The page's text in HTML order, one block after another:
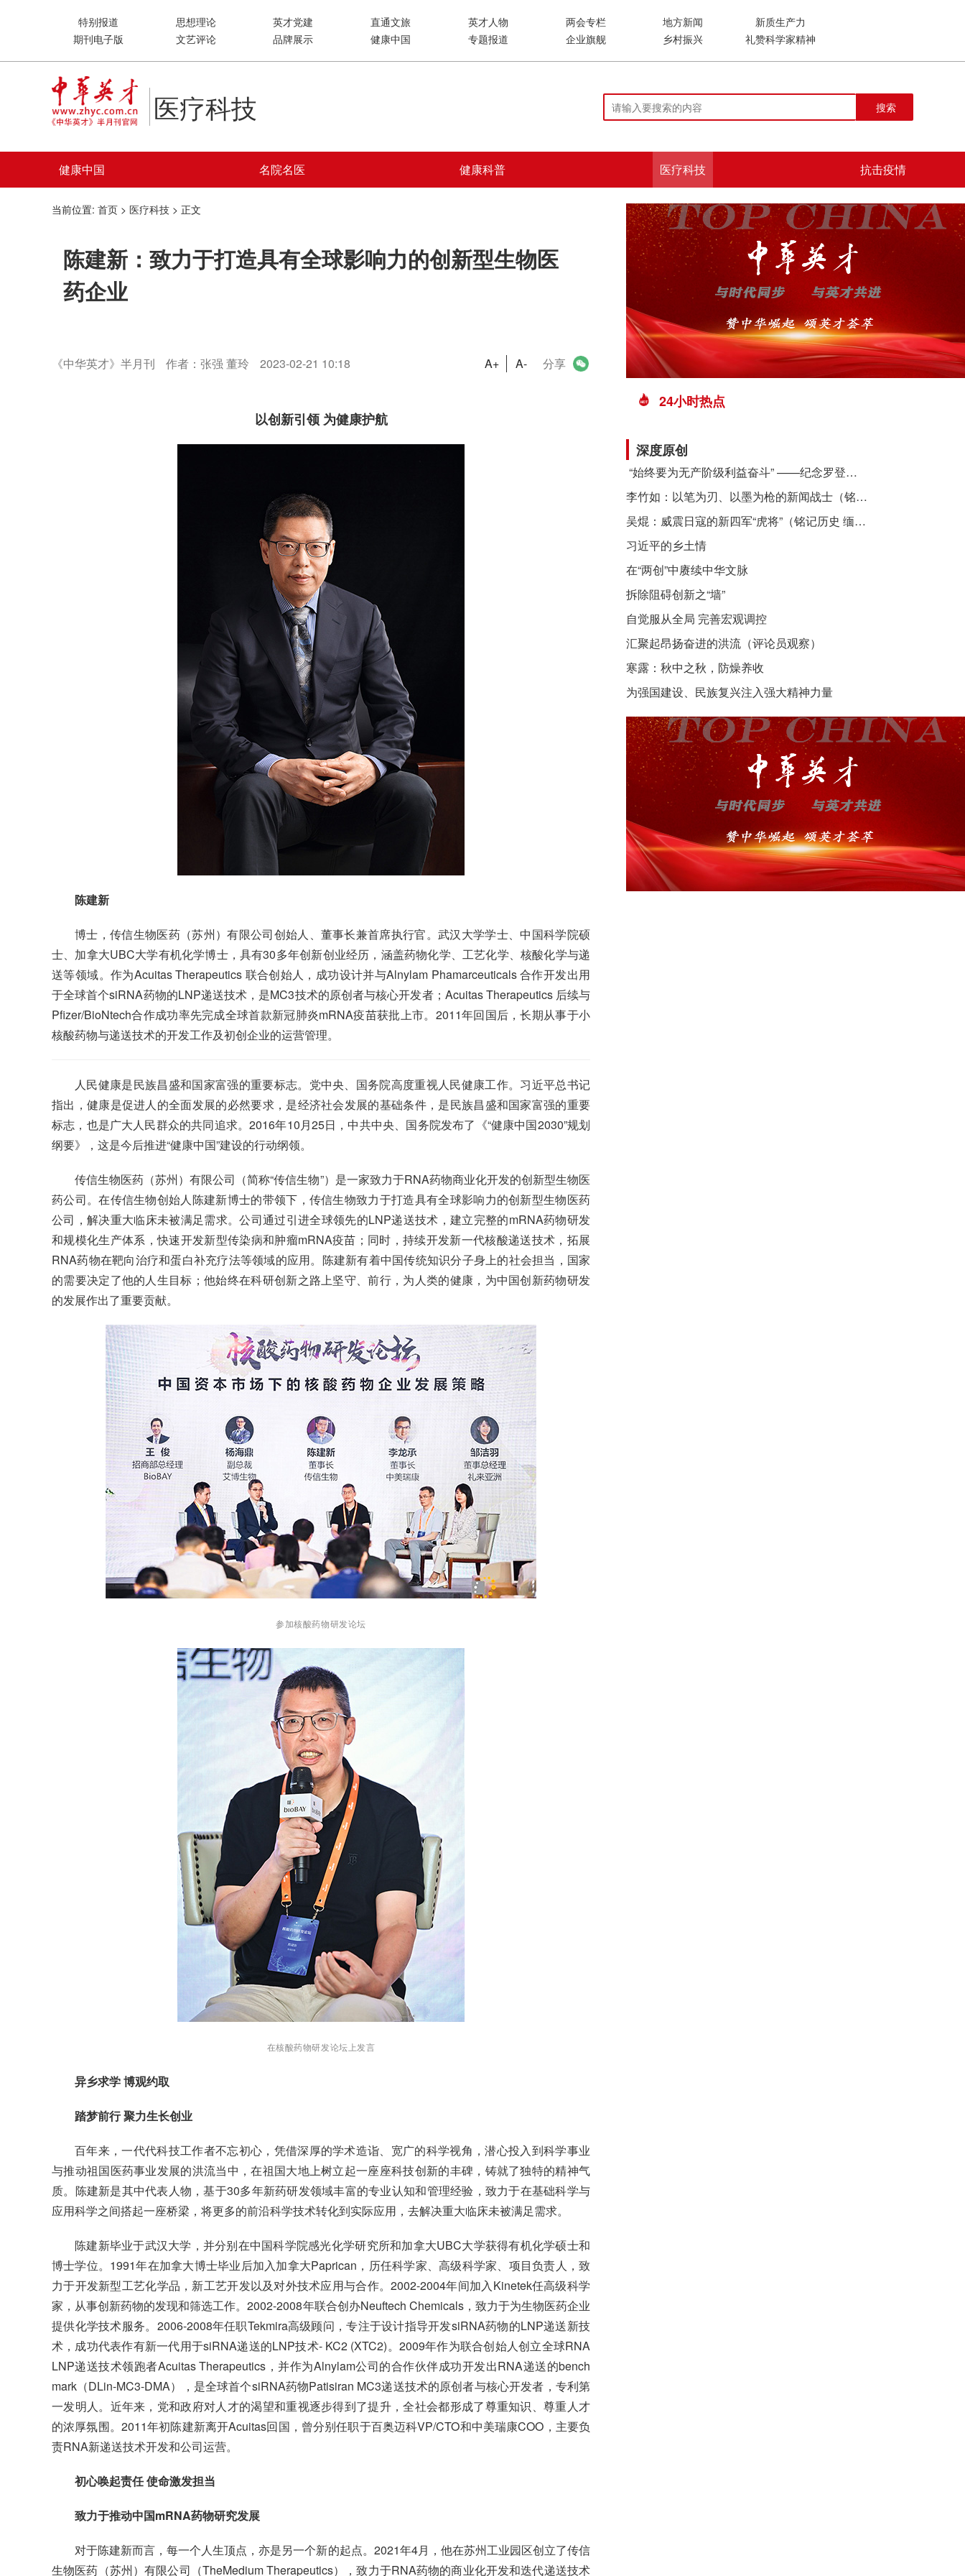
特别报道 思想理论 英才党建 直通文旅 英才人物 两会专栏 地方新闻
新质生产力
期刊电子版
文艺评论 品牌展示 健康中国 专题报道 企业旗舰 乡村振兴 礼赞科学家精神
医疗科技 搜索
健康中国 名院名医 健康科普 医疗科技 抗击疫情
当前位置: 首页 > 医疗科技 > 正文
陈建新：致力于打造具有全球影响力的创新型生物医
药企业
《中华英才》半月刊 作者：张强 董玲 2023-02-21 10:18 A+ A- 分享
以创新引领 为健康护航
陈建新
博士，传信生物医药（苏州）有限公司创始人、董事长兼首席执行官。武汉大学学士、中国科学院硕
士、加拿大UBC大学有机化学博士，具有30多年创新创业经历，涵盖药物化学、工艺化学、核酸化学与递
送等领域。作为Acuitas Therapeutics 联合创始人，成功设计并与Alnylam Phamarceuticals 合作开发出用
于全球首个siRNA药物的LNP递送技术，是MC3技术的原创者与核心开发者；Acuitas Therapeutics 后续与
Pfizer/BioNtech合作成功率先完成全球首款新冠肺炎mRNA疫苗获批上市。2011年回国后，长期从事于小
核酸药物与递送技术的开发工作及初创企业的运营管理。
人民健康是民族昌盛和国家富强的重要标志。党中央、国务院高度重视人民健康工作。习近平总书记
指出，健康是促进人的全面发展的必然要求，是经济社会发展的基础条件，是民族昌盛和国家富强的重要
标志，也是广大人民群众的共同追求。2016年10月25日，中共中央、国务院发布了《“健康中国2030”规划
纲要》，这是今后推进“健康中国”建设的行动纲领。
传信生物医药（苏州）有限公司（简称“传信生物”）是一家致力于RNA药物商业化开发的创新型生物医
药公司。在传信生物创始人陈建新博士的带领下，传信生物致力于打造具有全球影响力的创新型生物医药
公司，解决重大临床未被满足需求。公司通过引进全球领先的LNP递送技术，建立完整的mRNA药物研发
和规模化生产体系，快速开发新型传染病和肿瘤mRNA疫苗；同时，持续开发新一代核酸递送技术，拓展
RNA药物在靶向治疗和蛋白补充疗法等领域的应用。陈建新有着中国传统知识分子身上的社会担当，国家
的需要决定了他的人生目标；他始终在科研创新之路上坚守、前行，为人类的健康，为中国创新药物研发
的发展作出了重要贡献。
参加核酸药物研发论坛
在核酸药物研发论坛上发言
异乡求学 博观约取
踏梦前行 聚力生长创业
百年来，一代代科技工作者不忘初心，凭借深厚的学术造诣、宽广的科学视角，潜心投入到科学事业
与推动祖国医药事业发展的洪流当中，在祖国大地上树立起一座座科技创新的丰碑，铸就了独特的精神气
质。陈建新是其中代表人物，基于30多年新药研发领域丰富的专业认知和管理经验，致力于在基础科学与
应用科学之间搭起一座桥梁，将更多的前沿科学技术转化到实际应用，去解决重大临床未被满足需求。
陈建新毕业于武汉大学，并分别在中国科学院感光化学研究所和加拿大UBC大学获得有机化学硕士和
博士学位。1991年在加拿大博士毕业后加入加拿大Paprican，历任科学家、高级科学家、项目负责人，致
力于开发新型工艺化学品，新工艺开发以及对外技术应用与合作。2002-2004年间加入Kinetek任高级科学
家，从事创新药物的发现和筛选工作。2002-2008年联合创办Neuftech Chemicals，致力于为生物医药企业
提供化学技术服务。2006-2008年任职Tekmira高级顾问，专注于设计指导开发siRNA药物的LNP递送新技
术，成功代表作有新一代用于siRNA递送的LNP技术- KC2 (XTC2)。2009年作为联合创始人创立全球RNA
LNP递送技术领跑者Acuitas Therapeutics，并作为Alnylam公司的合作伙伴成功开发出RNA递送的bench
mark（DLin-MC3-DMA），是全球首个siRNA药物Patisiran MC3递送技术的原创者与核心开发者，专利第
一发明人。近年来，党和政府对人才的渴望和重视逐步得到了提升，全社会都形成了尊重知识、尊重人才
的浓厚氛围。2011年初陈建新离开Acuitas回国，曾分别任职于百奥迈科VP/CTO和中美瑞康COO，主要负
责RNA新递送技术开发和公司运营。
初心唤起责任 使命激发担当
致力于推动中国mRNA药物研究发展
对于陈建新而言，每一个人生顶点，亦是另一个新的起点。2021年4月，他在苏州工业园区创立了传信
生物医药（苏州）有限公司（TheMedium Therapeutics），致力于RNA药物的商业化开发和迭代递送技术
24小时热点
深度原创
​ “始终要为无产阶级利益奋斗” ——纪念罗登贤同志诞辰120周年
李竹如：以笔为刃、以墨为枪的新闻战士（铭记历史 缅怀先烈·抗日英雄）
吴焜：威震日寇的新四军“虎将”（铭记历史 缅怀先烈·抗日英雄）
习近平的乡土情
在“两创”中赓续中华文脉
拆除阻碍创新之“墙”
自觉服从全局 完善宏观调控
汇聚起昂扬奋进的洪流（评论员观察）
寒露：秋中之秋，防燥养收
为强国建设、民族复兴注入强大精神力量